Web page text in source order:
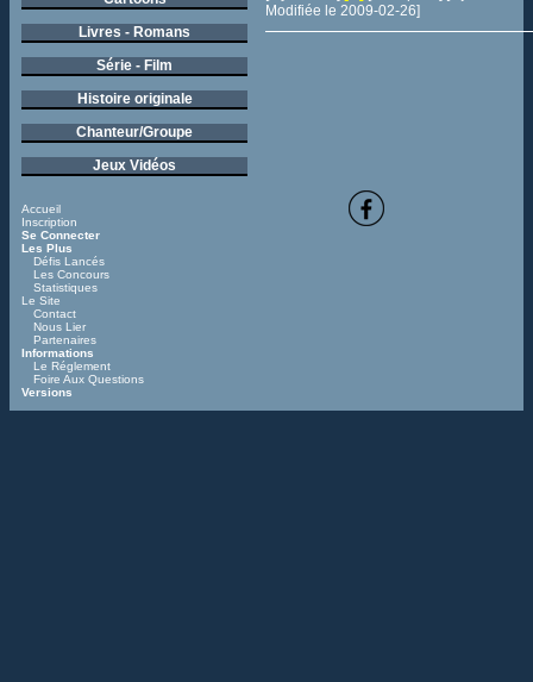
Livres - Romans
Série - Film
Histoire originale
Chanteur/Groupe
Jeux Vidéos
Modifiée le 2009-02-26]
Accueil
Inscription
Se Connecter
Les Plus
Défis Lancés
Les Concours
Statistiques
Le Site
Contact
Nous Lier
Partenaires
Informations
Le Réglement
Foire Aux Questions
Versions